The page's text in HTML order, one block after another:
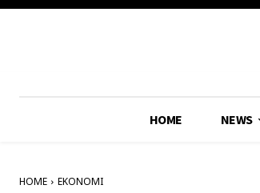
HOME NEWS
HOME EKONOMI